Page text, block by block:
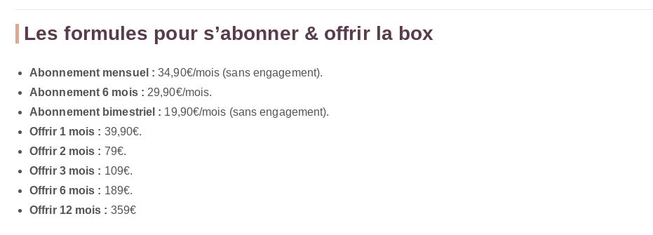
Les formules pour s’abonner & offrir la box
Abonnement mensuel : 34,90€/mois (sans engagement).
Abonnement 6 mois : 29,90€/mois.
Abonnement bimestriel : 19,90€/mois (sans engagement).
Offrir 1 mois : 39,90€.
Offrir 2 mois : 79€.
Offrir 3 mois : 109€.
Offrir 6 mois : 189€.
Offrir 12 mois : 359€